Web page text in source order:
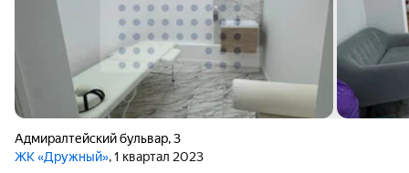
Адмиралтейский бульвар,3
ЖК «Дружный», 1 квартал 2023